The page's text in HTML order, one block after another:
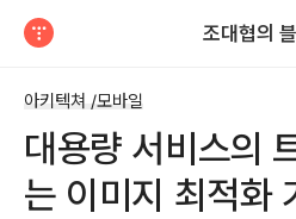
조대협의
아키텍쳐 /모바일
대용량 서비스의
는 이미지 최적화